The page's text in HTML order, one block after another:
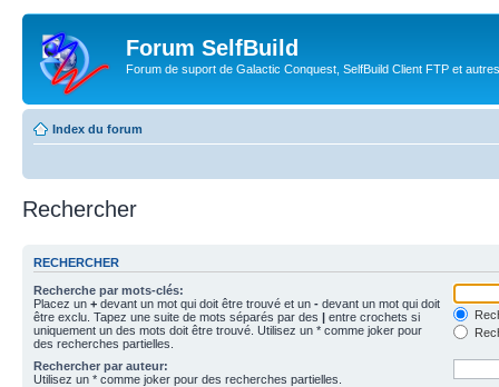
Forum SelfBuild
Forum de suport de Galactic Conquest, SelfBuild Client FTP et
Index du forum
Rechercher
RECHERCHER
Recherche par mots-clés:
Placez un + devant un mot qui doit être trouvé et un - devant un mot qui doit
être exclu. Tapez une suite de mots séparés par des | entre crochets si
uniquement un des mots doit être trouvé. Utilisez un * comme joker pour
des recherches partielles.
Rechercher par auteur:
Utilisez un * comme joker pour des recherches partielles.